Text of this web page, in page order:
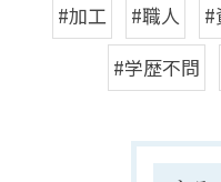
#加工
#職人 #
#学歴不問